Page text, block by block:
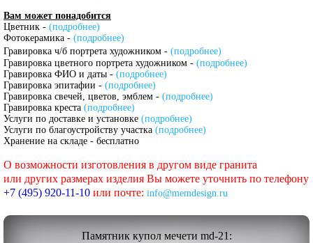
Вам может понадобится
Цветник - (подробнее)
Фотокерамика - (подробнее)
Гравировка ч/б портрета художником - (подробнее)
Гравировка цветного портрета художником - (подробнее)
Гравировка ФИО и даты - (подробнее)
Гравировка эпитафии - (подробнее)
Гравировка свечей, цветов, эмблем - (подробнее)
Гравировка креста (подробнее)
Услуги по доставке и установке (подробнее)
Услуги по благоустройству участка (подробнее)
Хранение на складе - бесплатно
О возможности изготовления в другом виде гранита
или других размерах изделия Вы можете уточнить по телефону
+7 (495) 920-11-10 или почте: info@memdesign.ru
Памятник купол мечети md-21: